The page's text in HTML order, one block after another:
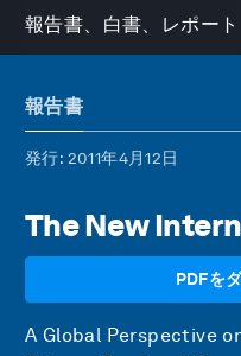
報告書、白書、レポート
報告書
発行: 2011年4月12日
The New
PDFを
A Global Perspective